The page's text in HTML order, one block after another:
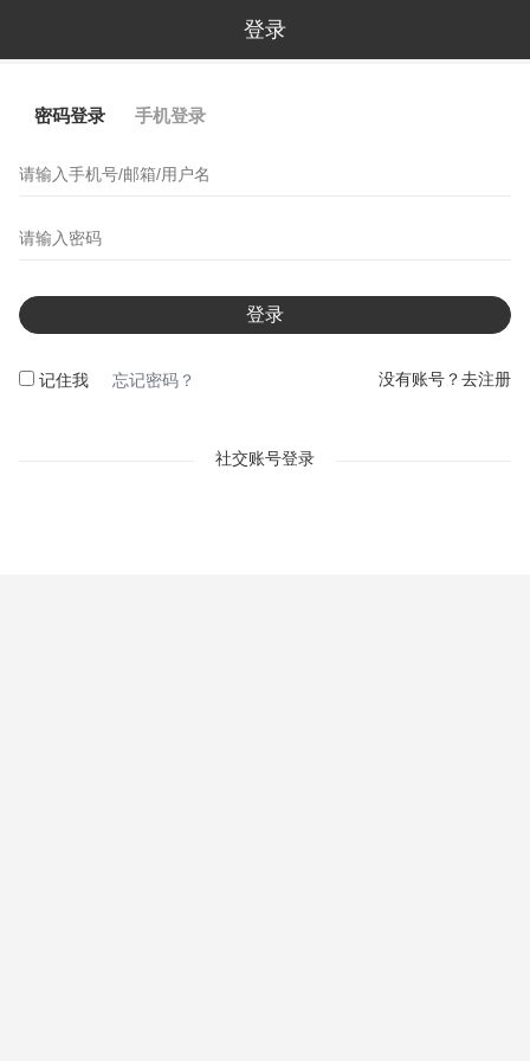
登录
密码登录 手机登录
登录
记住我 忘记密码？ 没有账号？去注册
社交账号登录